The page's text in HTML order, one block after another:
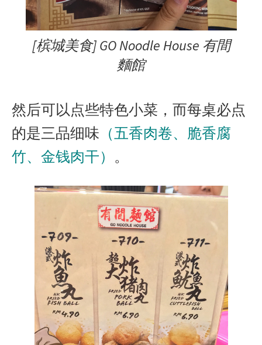
[槟城美食] GO Noodle House 有間
麵館
然后可以点些特色小菜，而每桌必点
的是三品细味 （五香肉卷、脆香腐
竹、金钱肉干） 。